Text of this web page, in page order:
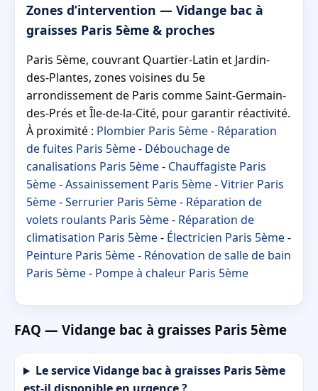
Zones d’intervention — Vidange bac à
graisses Paris 5ème & proches
Paris 5ème, couvrant Quartier-Latin et Jardin-
des-Plantes, zones voisines du 5e
arrondissement de Paris comme Saint-Germain-
des-Prés et Île-de-la-Cité, pour garantir réactivité.
À proximité : Plombier Paris 5ème- Réparation
de fuites Paris 5ème- Débouchage de
canalisations Paris 5ème- Chauffagiste Paris
5ème-Assainissement Paris 5ème-Vitrier Paris
5ème-Serrurier Paris 5ème- Réparation de
volets roulants Paris 5ème- Réparation de
climatisation Paris 5ème- Électricien Paris 5ème-
Peinture Paris 5ème- Rénovation de salle de bain
Paris 5ème- Pompe à chaleur Paris 5ème
FAQ — Vidange bac à graisses Paris 5ème
Le service Vidange bac à graisses Paris 5ème